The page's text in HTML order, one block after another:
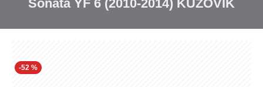
Sonata YF 6 (2010-2014) KUZOVIK
-52 %